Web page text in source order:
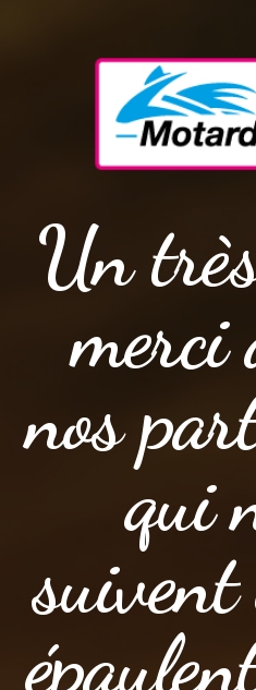
Un
merci
nos
qui
suivent